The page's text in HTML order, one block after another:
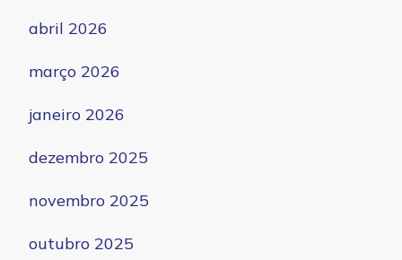
abril 2026
março 2026
janeiro 2026
dezembro 2025
novembro 2025
outubro 2025